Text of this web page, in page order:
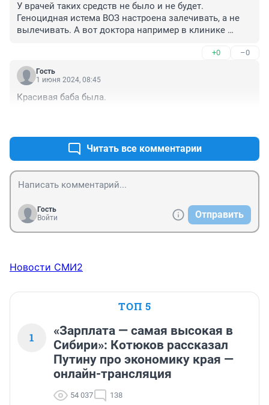
У врачей таких средств не было и не будет.
Геноцидная истема ВОЗ настроена залечивать, а не
вылечивать. А вот доктора например в клинике
успешно. Кроме того системное использование
знаний предков эти задачи решает.
+0 –0
Гость
1 июня 2024, 08:45
Красивая баба была.
Читать все комментарии
Гость
Войти
Отправить
Новости СМИ2
ТОП 5
1
«Зарплата — самая высокая в
Сибири»: Котюков рассказал
Путину про экономику края —
онлайн-трансляция
54 037 138